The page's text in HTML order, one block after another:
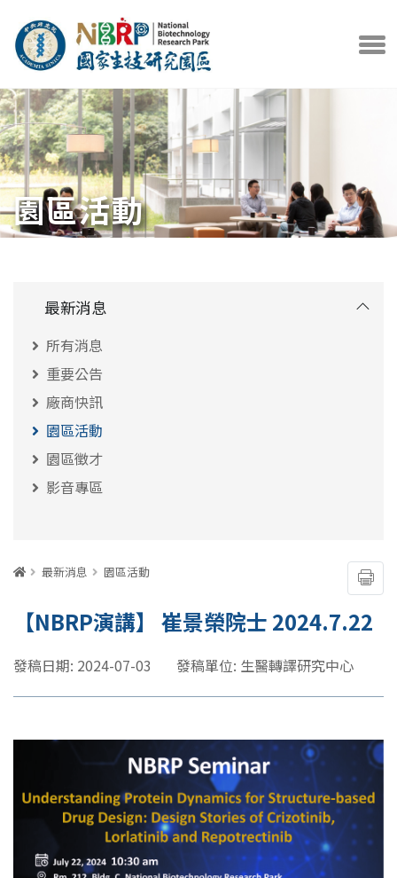
中央研究院官方網站 打開選
園區活動
最新消息
所有消息
重要公告
廠商快訊
園區活動
園區徵才
影音專區
首頁 最新消息 園區活動 友善
【NBRP演講】 崔景榮院士 2024.7.22
發稿日期: 2024-07-03 發稿單位: 生醫轉譯研究中心